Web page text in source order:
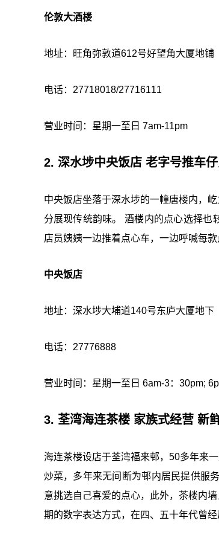
伦敦大酒楼
地址：旺角弥敦道612号好望角大厦地铺
电话：27718018/27716111
营业时间：星期一至日 7am-11pm
2. 深水埗中央饭店 老字号推车
中央饭店坐落于深水埗的一幢唐楼内，
分展现传统韵味。 酒楼内的点心选择也
店员姨姨一边推着点心车，一边呼喊每
中央饭店
地址：深水埗大埔道140号东庐大厦地下
电话：27776888
营业时间：星期一至日 6am-3：30pm;
3. 荃湾海连茶楼 家族式经营 新
海连茶楼设店于荃湾福来邨，50多年来
炒菜，多年来无间断为邨内居民提供服
意挑选自己喜爱的点心，此外，茶楼内
期的数字表达方式，在四、五十年代曾